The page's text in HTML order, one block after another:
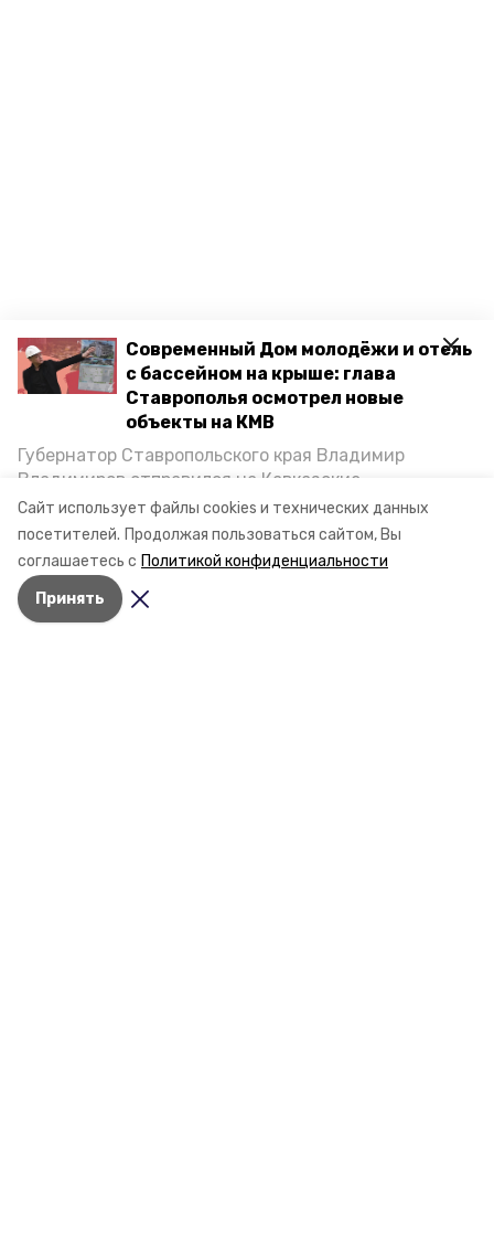
Сайт использует файлы cookies и технических данных
посетителей. Продолжая пользоваться сайтом, Вы
соглашаетесь с Политикой конфиденциальности
Принять
Современный Дом молодёжи и отель
с бассейном на крыше: глава
Ставрополья осмотрел новые
объекты на КМВ
Губернатор Ставропольского края Владимир
Владимиров отправился на Кавказские
Минеральные Воды, чтобы проинспектировать
строительство объектов в Кисловодске и
Минводах, а также выслушать предложения о
постройке новых точек притяжения для местных
жителей. Подробнее — в материале «Победы26».